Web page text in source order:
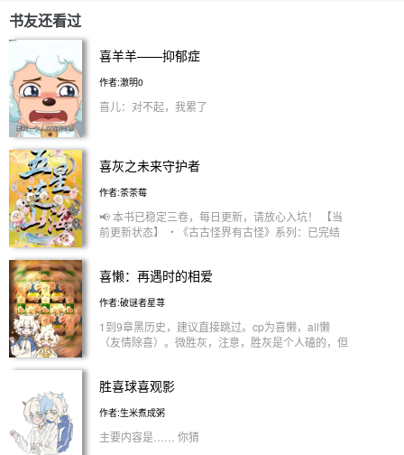
书友还看过
喜羊羊——抑郁症
作者:澈明0
喜儿：对不起，我累了
喜灰之未来守护者
作者:茶茶莓
📢 本书已稳定三卷，每日更新，请放心入坑！ 【当
前更新状态】 ・《古古怪界有古怪》系列：已完结
诀》系列：双卷同步连载中，每日至少一更，每章
懂】 🔸 第二卷·观影体（喜羊羊视角） → 以羊村伙
伴们的视角重温故事，弥补原剧所有遗憾，温暖治
愈，专治“刀子后遗症”。 → 适合喜欢观影体、怕虐的
无人知晓的过去。 → 特别注意：因蝴蝶效应影响，
人穿越到羊村时间线，剧情更注重合理性与人物内核
的还原。 【阅读建议】 三卷剧情完全独立，可按兴
趣跳卷选读，无需从头啃起。想快速了解每卷题材，
喜懒：再遇时的相爱
作者:破谜者星荨
1到9章黑历史，建议直接跳过。cp为喜懒，all懒
（友情除喜）。微胜灰，注意，胜灰是个人磕的，但
胜喜球喜观影
作者:生米煮成粥
主要内容是…… 你猜